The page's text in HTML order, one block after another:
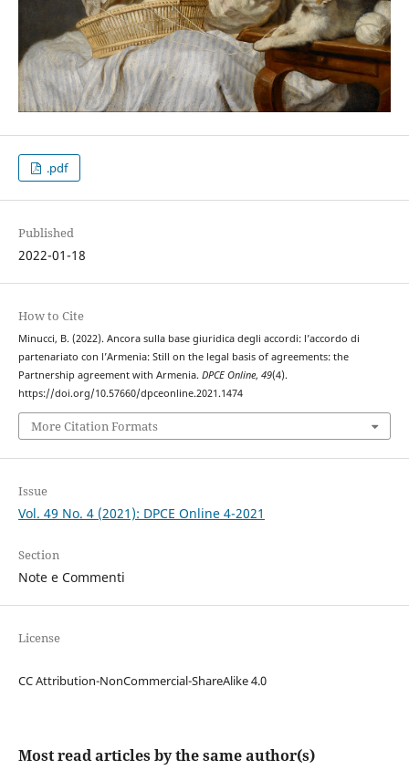
.pdf
Published
2022-01-18
How to Cite
Minucci, B. (2022). Ancora sulla base giuridica degli accordi: l’accordo di
partenariato con l’Armenia: Still on the legal basis of agreements: the
Partnership agreement with Armenia. DPCE Online, 49(4).
https://doi.org/10.57660/dpceonline.2021.1474
More Citation Formats
Issue
Vol. 49 No. 4 (2021): DPCE Online 4-2021
Section
Note e Commenti
License
CC Attribution-NonCommercial-ShareAlike 4.0
Most read articles by the same author(s)